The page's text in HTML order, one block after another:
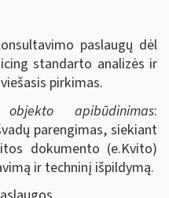
paslaugų dėl
standarto analizės ir
pirkimas.
apibūdinimas:
parengimas, siekiant
dokumento (e.Kvito)
ir techninį išpildymą.